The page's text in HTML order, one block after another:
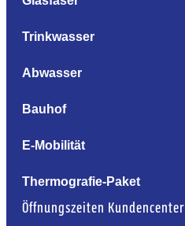
Trinkwasser
Abwasser
Bauhof
E-Mobilität
Thermografie-Paket
Öffnungszeiten Kundencenter